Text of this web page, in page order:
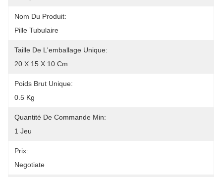
Nom Du Produit:
Pille Tubulaire
Taille De L'emballage Unique:
20 X 15 X 10 Cm
Poids Brut Unique:
0.5 Kg
Quantité De Commande Min:
1 Jeu
Prix:
Negotiate